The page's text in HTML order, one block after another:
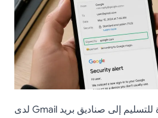
لدى Gmail أيضاً توقعات محددة للتسليم إلى صناديق بريد